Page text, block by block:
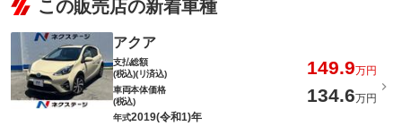
この販売店の新着車種
アクア
支払総額
(税込)(リ済込)
149.9万円
車両本体価格
(税込)
134.6万円
年式2019(令和1)年